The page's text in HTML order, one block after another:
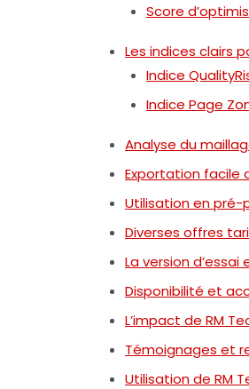
Score
Les indices clairs
Indice
Indice Page
Analyse du
Exportation facile
Utilisation en pré-
Diverses offres
La version d’essai
Disponibilité et
L’impact de RM
Témoignages et
Utilisation de RM